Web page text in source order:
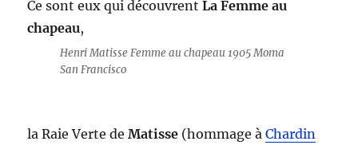
Ce sont eux qui découvrentLa Femme au
chapeau,
Henri Matisse Femme au chapeau 1905 Moma
San Francisco
la Raie Verte deMatisse (hommage àChardin